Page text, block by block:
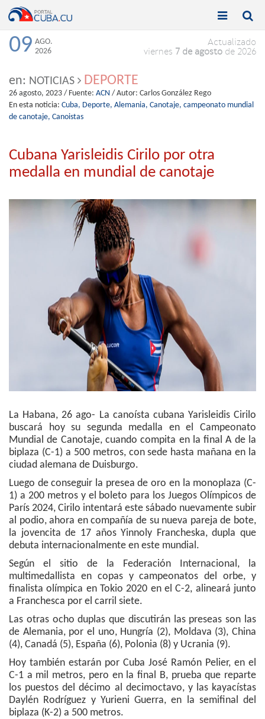
Toggle

Toggle

09 AGO.
2026
Actualizado
viernes 7 de agosto de 2026
en: NOTICIAS DEPORTE
26 agosto, 2023 / Fuente: ACN / Autor: Carlos González Rego
En esta noticia: Cuba, Deporte, Alemania, Canotaje, campeonato mundial
de canotaje, Canoistas
Cubana Yarisleidis Cirilo por otra
medalla en mundial de canotaje
La Habana, 26 ago- La canoísta cubana Yarisleidis Cirilo
buscará hoy su segunda medalla en el Campeonato
Mundial de Canotaje, cuando compita en la final A de la
biplaza (C-1) a 500 metros, con sede hasta mañana en la
ciudad alemana de Duisburgo.
Luego de conseguir la presea de oro en la monoplaza (C-
1) a 200 metros y el boleto para los Juegos Olímpicos de
París 2024, Cirilo intentará este sábado nuevamente subir
al podio, ahora en compañía de su nueva pareja de bote,
la jovencita de 17 años Yinnoly Francheska, dupla que
debuta internacionalmente en este mundial.
Según el sitio de la Federación Internacional, la
multimedallista en copas y campeonatos del orbe, y
finalista olímpica en Tokio 2020 en el C-2, alineará junto
a Franchesca por el carril siete.
Las otras ocho duplas que discutirán las preseas son las
de Alemania, por el uno, Hungría (2), Moldava (3), China
(4), Canadá (5), España (6), Polonia (8) y Ucrania (9).
Hoy también estarán por Cuba José Ramón Pelier, en el
C-1 a mil metros, pero en la final B, prueba que reparte
los puestos del décimo al decimoctavo, y las kayacístas
Daylén Rodríguez y Yurieni Guerra, en la semifinal del
biplaza (K-2) a 500 metros.